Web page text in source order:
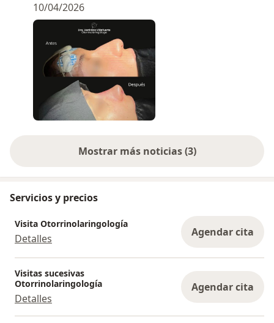
10/04/2026
Mostrar más noticias (3)
Servicios y precios
Visita Otorrinolaringología
Detalles Agendar cita
Visitas sucesivas
Otorrinolaringología
Detalles
Agendar cita